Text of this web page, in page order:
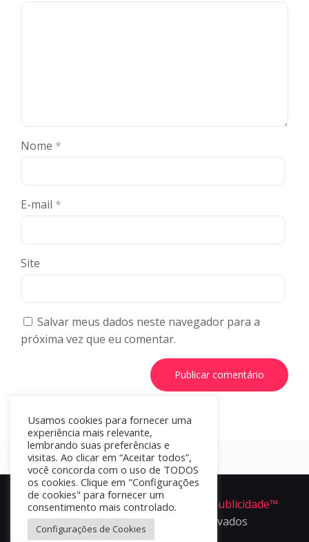
Nome *
E-mail *
Site
Salvar meus dados neste navegador para a
próxima vez que eu comentar.
Portal Apper é um produto da
Ofir Publicidade™
2024 - Todos os direitos reservados
Usamos cookies para fornecer uma
experiência mais relevante,
lembrando suas preferências e
visitas. Ao clicar em “Aceitar todos”,
você concorda com o uso de TODOS
os cookies. Clique em "Configurações
de cookies" para fornecer um
consentimento mais controlado.
Configurações de Cookies